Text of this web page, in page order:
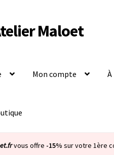
Maloet
Mon compte À
vous offre -15% sur votre 1ère